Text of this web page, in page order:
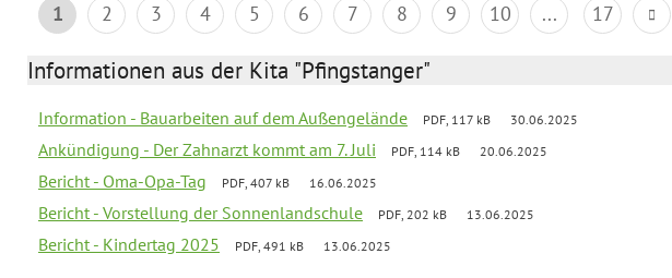
1 2 3 4 5 6 7 8 9 10 ... 17
Informationen aus der Kita "Pfingstanger"
Information - Bauarbeiten auf dem Außengelände PDF, 117 kB 30.06.2025
Ankündigung - Der Zahnarzt kommt am 7. Juli PDF, 114 kB 20.06.2025
Bericht - Oma-Opa-Tag PDF, 407 kB 16.06.2025
Bericht - Vorstellung der Sonnenlandschule PDF, 202 kB 13.06.2025
Bericht - Kindertag 2025 PDF, 491 kB 13.06.2025